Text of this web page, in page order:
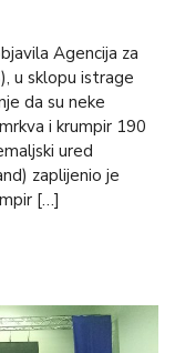
Agencija za
u sklopu istrage
da su neke
i krumpir 190
ured
zaplijenio je
[…]